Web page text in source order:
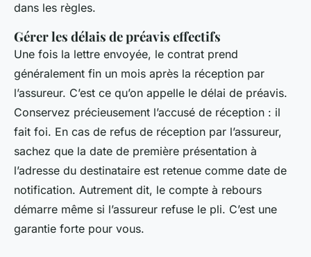
dans les règles.
Gérer les délais de préavis effectifs
Une fois la lettre envoyée, le contrat prend
généralement fin un mois après la réception par
l’assureur. C’est ce qu’on appelle le délai de préavis.
Conservez précieusement l’accusé de réception : il
fait foi. En cas de refus de réception par l’assureur,
sachez que la date de première présentation à
l’adresse du destinataire est retenue comme date de
notification. Autrement dit, le compte à rebours
démarre même si l’assureur refuse le pli. C’est une
garantie forte pour vous.